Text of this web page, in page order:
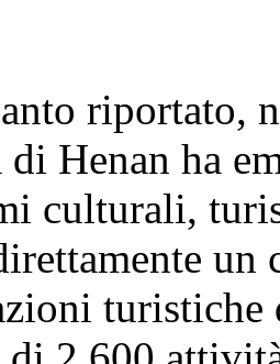
riportato,
Henan ha
culturali,